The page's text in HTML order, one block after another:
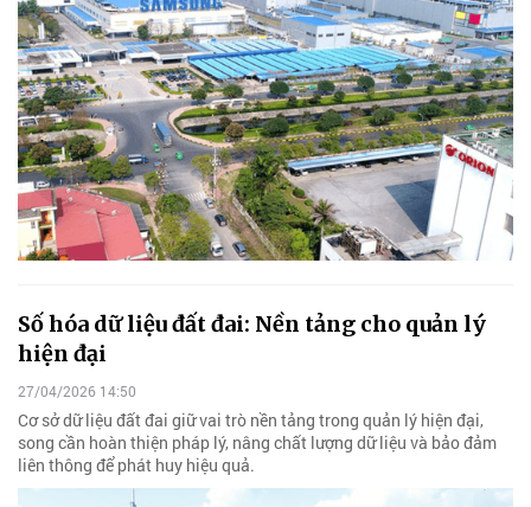
Số hóa dữ liệu đất đai: Nền tảng cho quản lý
hiện đại
27/04/2026 14:50
Cơ sở dữ liệu đất đai giữ vai trò nền tảng trong quản lý hiện đại,
song cần hoàn thiện pháp lý, nâng chất lượng dữ liệu và bảo đảm
liên thông để phát huy hiệu quả.